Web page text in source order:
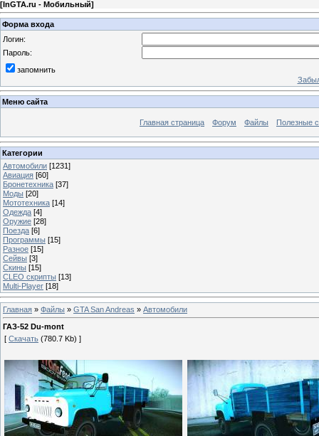
[InGTA.ru - Мобильный]
Форма входа
Логин:
Пароль:
запомнить
Меню сайта
Главная страница Форум Файлы Полезные
Категории
Автомобили [1231]
Авиация [60]
Бронетехника [37]
Моды [20]
Мототехника [14]
Одежда [4]
Оружие [28]
Поезда [6]
Программы [15]
Разное [15]
Сейвы [3]
Скины [15]
CLEO скрипты [13]
Multi-Player [18]
Главная » Файлы » GTA San Andreas » Автомобили
ГАЗ-52 Du-mont
[ Скачать (780.7 Kb) ]